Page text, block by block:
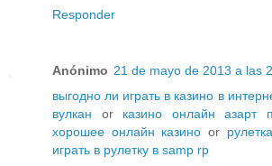
Responder
Anónimo 21 de mayo de 2013 a las
выгодно ли играть в казино в
вулкан or казино онлайн азарт
хорошее онлайн казино or
играть в рулетку в samp rp